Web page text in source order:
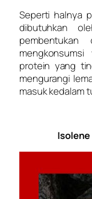
Seperti halnya
dibutuhkan
pembentukan
protein yang
mengurangi
masuk kedalam